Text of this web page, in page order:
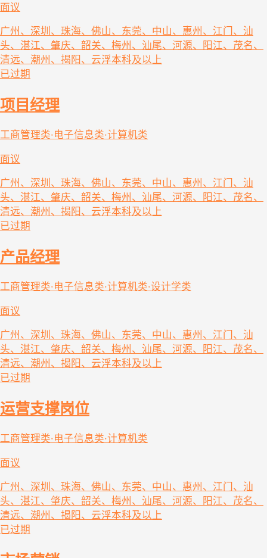
面议
广州、深圳、珠海、佛山、东莞、中山、惠州、江门、汕
头、湛江、肇庆、韶关、梅州、汕尾、河源、阳江、茂名、
清远、潮州、揭阳、云浮本科及以上
已过期
项目经理
工商管理类·电子信息类·计算机类
面议
广州、深圳、珠海、佛山、东莞、中山、惠州、江门、汕
头、湛江、肇庆、韶关、梅州、汕尾、河源、阳江、茂名、
清远、潮州、揭阳、云浮本科及以上
已过期
产品经理
工商管理类·电子信息类·计算机类·设计学类
面议
广州、深圳、珠海、佛山、东莞、中山、惠州、江门、汕
头、湛江、肇庆、韶关、梅州、汕尾、河源、阳江、茂名、
清远、潮州、揭阳、云浮本科及以上
已过期
运营支撑岗位
工商管理类·电子信息类·计算机类
面议
广州、深圳、珠海、佛山、东莞、中山、惠州、江门、汕
头、湛江、肇庆、韶关、梅州、汕尾、河源、阳江、茂名、
清远、潮州、揭阳、云浮本科及以上
已过期